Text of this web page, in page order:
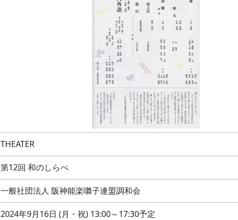
THEATER
第12回 和のしらべ
一般社団法人 阪神能楽囃子連盟調和会
2024年9月16日 (月・祝) 13:00～17:30予定